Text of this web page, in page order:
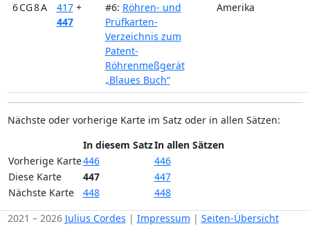
6 CG 8 A 417 +
447
#6: Röhren- und
Prüfkarten-
Verzeichnis zum
Patent-
Röhrenmeßgerät
„Blaues Buch“
Amerika
Nächste oder vorherige Karte im Satz oder in allen Sätzen:
In diesem SatzIn allen Sätzen
Vorherige Karte446
446
Diese Karte
447
447
Nächste Karte
448
448
2021 – 2026 Julius Cordes | Impressum | Seiten-Übersicht